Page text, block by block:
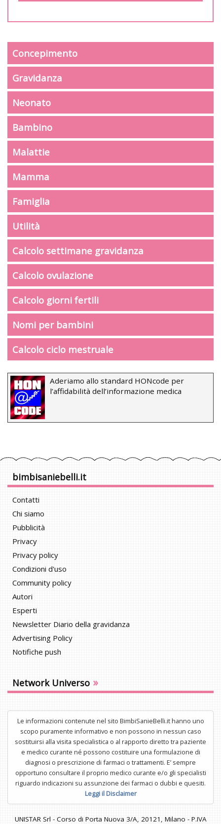
Concepimento
Gravidanza
Neonato
Bambino
Malattie
Mamma
Famiglia
Utilità
Calcolo settimane gravidanza
Calcolo ovulazione
Calcolo giorni fertili
Nomi per bambini
Calcolo ciclo mestruale
Aderiamo allo standard HONcode per
l’affidabilità dell’informazione medica
bimbisaniebelli.it
Contatti
Chi siamo
Pubblicità
Privacy
Privacy policy
Condizioni d'uso
Community policy
Autori
Esperti
Newsletter Diario della gravidanza
Advertising Policy
Notifiche push
Network Universo »
Le informazioni contenute nel sito BimbiSanieBelli.it hanno uno
scopo puramente informativo e non possono in nessun caso
sostituirsi alla visita specialistica o al rapporto diretto tra paziente
e medico curante né possono costituire una formulazione di
diagnosi o prescrizione di farmaci o trattamenti. E’ sempre
opportuno consultare il proprio medico curante e/o gli specialisti
riguardo indicazioni su assunzione dei farmaci o dubbi e quesiti.
Leggi il Disclaimer
UNISTAR Srl - Corso di Porta Nuova 3/A, 20121, Milano - P.IVA